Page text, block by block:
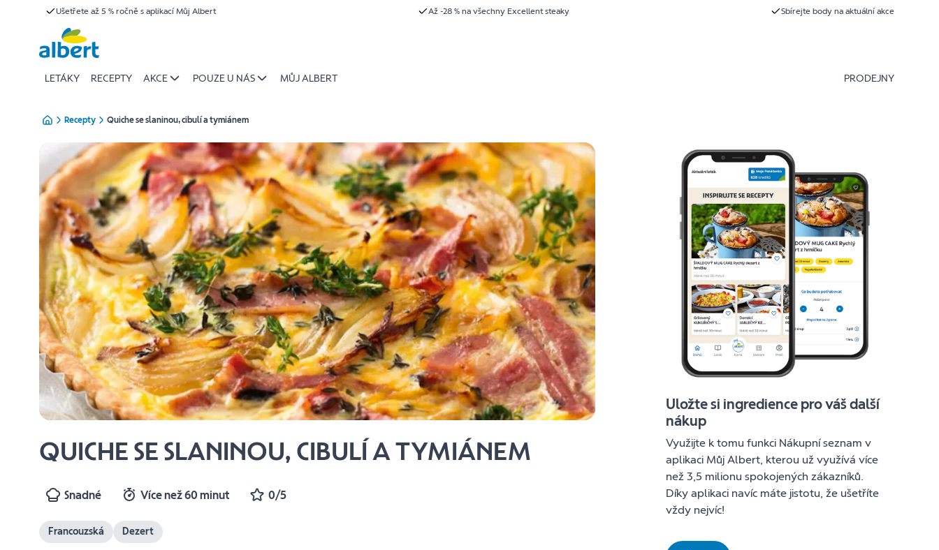
Ušetřete až 5 % ročně s aplikací Můj Albert Až -28 % na všechny Excellent steaky Sbírejte body na aktuální akce
LETÁKY RECEPTY AKCE POUZE U NÁS MŮJ ALBERT PRODEJNY
Recepty Quiche se slaninou, cibulí a tymiánem
QUICHE SE SLANINOU, CIBULÍ A TYMIÁNEM
Snadné Více než 60 minut 0/5
Francouzská Dezert
Uložte si ingredience pro váš další
nákup
Využijte k tomu funkci Nákupní seznam v
aplikaci Můj Albert, kterou už využívá více
než 3,5 milionu spokojených zákazníků.
Díky aplikaci navíc máte jistotu, že ušetříte
vždy nejvíc!